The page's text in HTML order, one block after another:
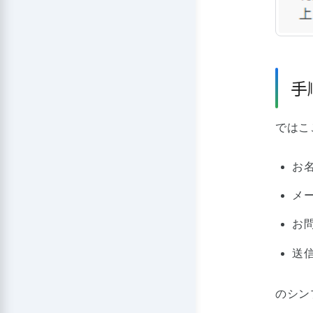
手
ではこ
お
メ
お
送
のシン